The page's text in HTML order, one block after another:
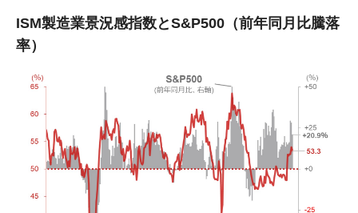
ISM製造業景況感指数とS&P500（前年同月比騰落
率）